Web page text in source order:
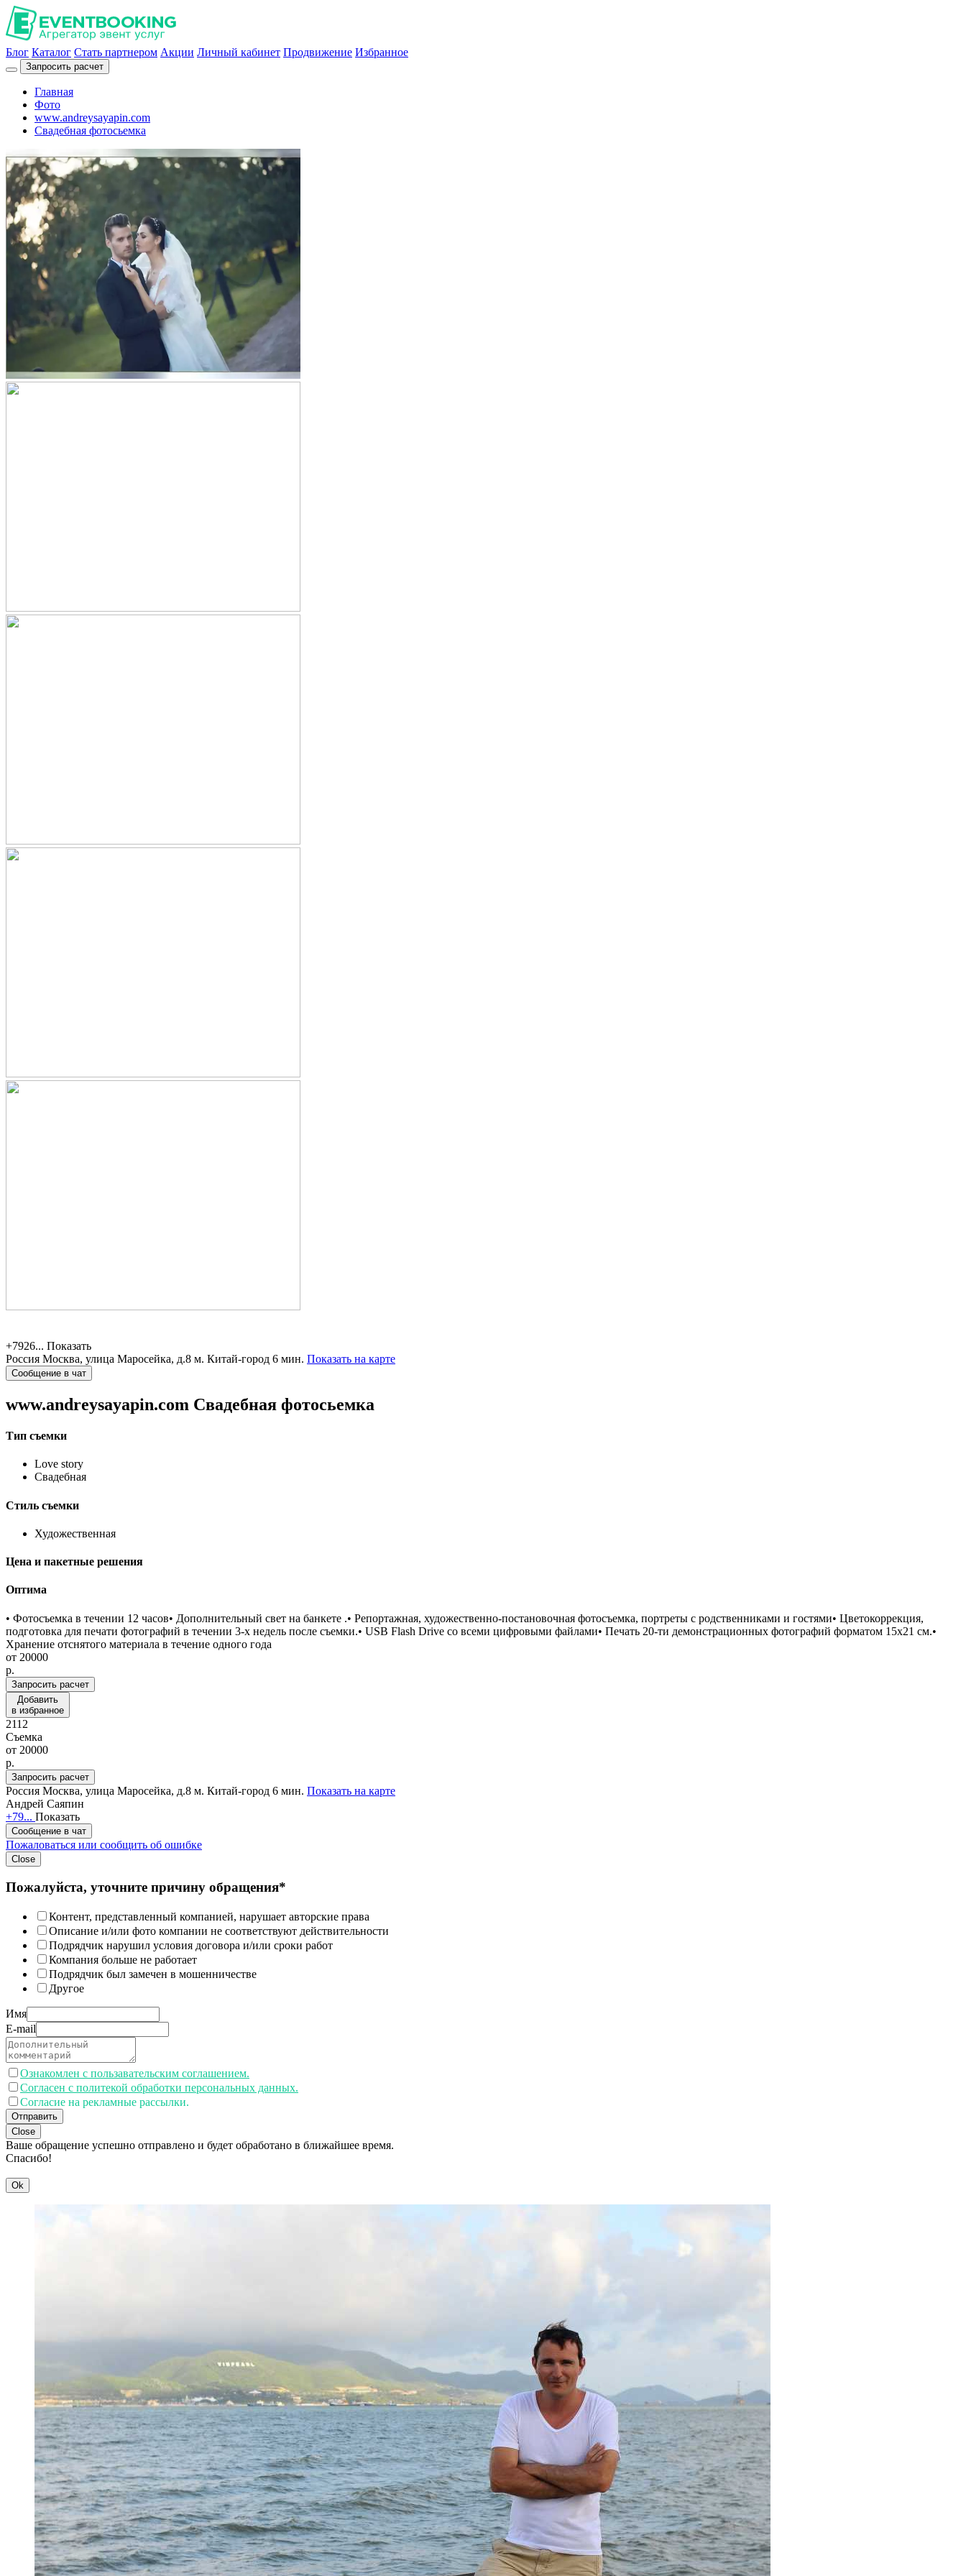
Блог Каталог Стать партнером Акции Личный кабинет Продвижение Избранное
Запросить расчет
Главная
Фото
www.andreysayapin.com
Свадебная фотосьемка
+7926... Показать
Россия Москва, улица Маросейка, д.8 м. Китай-город 6 мин. Показать на карте
Сообщение в чат
www.andreysayapin.com Свадебная фотосьемка
Тип съемки
Love story
Свадебная
Стиль съемки
Художественная
Цена и пакетные решения
Оптима
• Фотосъемка в течении 12 часов• Дополнительный свет на банкете .• Репортажная, художественно-постановочная фотосъемка, портреты с родственниками и гостями• Цветокоррекция,
подготовка для печати фотографий в течении 3-х недель после съемки.• USB Flash Drive со всеми цифровыми файлами• Печать 20-ти демонстрационных фотографий форматом 15x21 см.•
Хранение отснятого материала в течение одного года
от 20000
p.
Запросить расчет
Добавить
в избранное
2112
Съемка
от 20000
p.
Запросить расчет
Россия Москва, улица Маросейка, д.8 м. Китай-город 6 мин. Показать на карте
Андрей Саяпин
+79... Показать
Сообщение в чат
Пожаловаться или сообщить об ошибке
Close
Пожалуйста, уточните причину обращения*
Контент, представленный компанией, нарушает авторские права
Описание и/или фото компании не соответствуют действительности
Подрядчик нарушил условия договора и/или сроки работ
Компания больше не работает
Подрядчик был замечен в мошенничестве
Другое
Имя
E-mail
Ознакомлен с пользавательским соглашением.
Согласен с политекой обработки персональных данных.
Согласие на рекламные рассылки.
Отправить
Close
Ваше обращение успешно отправлено и будет обработано в ближайшее время.
Спасибо!
Ok